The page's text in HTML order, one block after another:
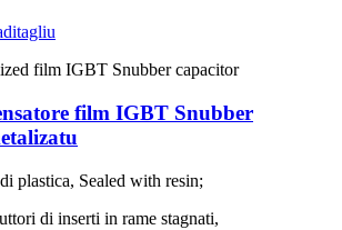
ditagliu
film IGBT Snubber
plastica, Sealed with resin;
di inserti in rame stagnati,